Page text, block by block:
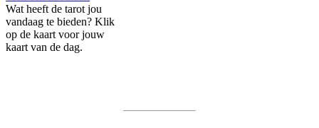
Wat heeft de tarot jou
vandaag te bieden? Klik
op de kaart voor jouw
kaart van de dag.